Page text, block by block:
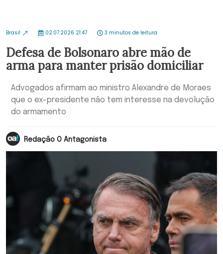
Brasil 02.07.2026 21:47 3 minutos de leitura
Defesa de Bolsonaro abre mão de
arma para manter prisão domiciliar
Advogados afirmam ao ministro Alexandre de Moraes
que o ex-presidente não tem interesse na devolução
do armamento
Redação O Antagonista